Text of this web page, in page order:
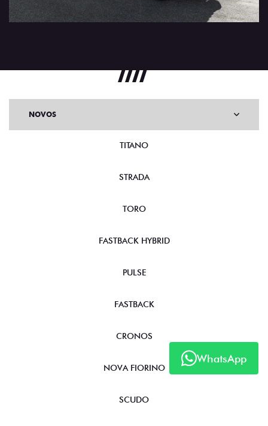
WhatsApp
NOVOS
TITANO
STRADA
TORO
FASTBACK HYBRID
PULSE
FASTBACK
CRONOS
NOVA FIORINO
SCUDO